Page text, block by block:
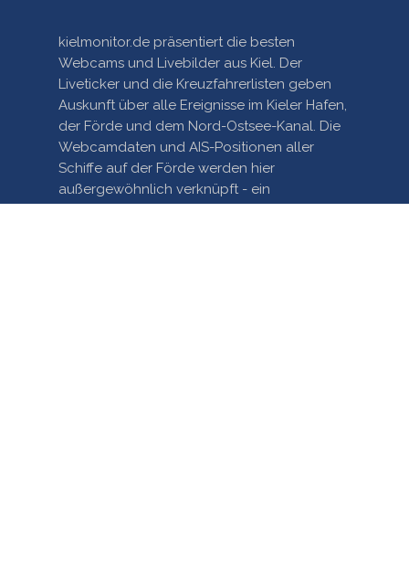
kielmonitor.de präsentiert die besten
Webcams und Livebilder aus Kiel. Der
Liveticker und die Kreuzfahrerlisten geben
Auskunft über alle Ereignisse im Kieler Hafen,
der Förde und dem Nord-Ostsee-Kanal. Die
Webcamdaten und AIS-Positionen aller
Schiffe auf der Förde werden hier
außergewöhnlich verknüpft - ein